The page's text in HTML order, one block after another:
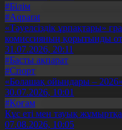
#Білім
#Aqparat
«Тәуелсіздік ұрпақтары»
комиссияның қорытынды
31.07.2026, 20:11
#Басты ақпарат
#Спорт
«Болашақ ойындары –
30.07.2026, 10:01
#Қоғам
Құс еті мен тауық
07.08.2026, 10:05